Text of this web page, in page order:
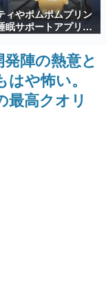
う若きクリエイター達
探っていきます。
に取材し、ゲームが
与えた影響を探る企
なトピック・タイト
ィやポムポムプリン
眠サポートアプリ
』が配信中。キャラ
や目覚ましアラー
陣の熱意と
や怖い。
最高クオリ